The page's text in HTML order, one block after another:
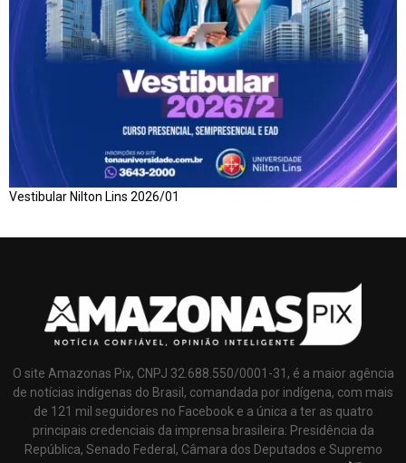
Vestibular Nilton Lins 2026/01
O site Amazonas Pix, CNPJ 32.688.550/0001-31, é a maior agência
de notícias indígenas do Brasil, comandada por indígena, com mais
de 121 mil seguidores no Facebook e a única a ter as quatro
principais credenciais da imprensa brasileira: Presidência da
República, Senado Federal, Câmara dos Deputados e Supremo